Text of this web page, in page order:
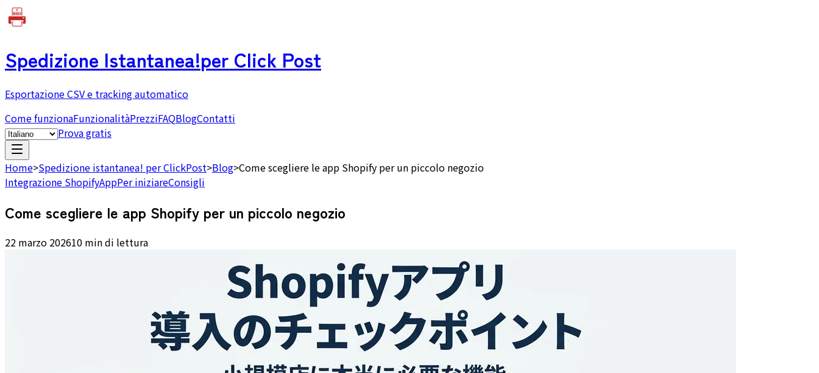
Spedizione Istantanea!per Click Post
Esportazione CSV e tracking automatico
Come funzionaFunzionalitàPrezziFAQBlogContatti
Prova gratis
Home>Spedizione istantanea! per ClickPost>Blog>Come scegliere le app Shopify per un piccolo negozio
Integrazione ShopifyAppPer iniziareConsigli
Come scegliere le app Shopify per un piccolo negozio
22 marzo 202610 min di lettura